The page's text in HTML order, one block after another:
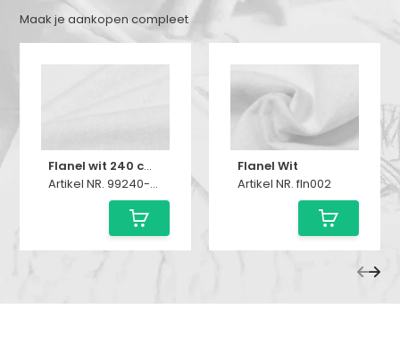
Maak je aankopen compleet
Flanel wit 240 cm breed
Artikel NR. 99240-Wit
Flanel Wit
Artikel NR. fln002